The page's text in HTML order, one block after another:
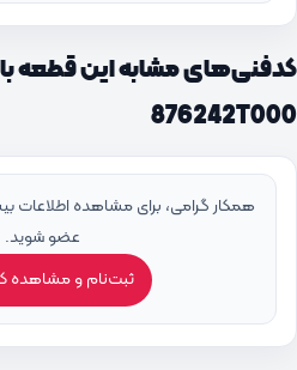
کدفنی‌های مشابه این قطعه
876242T000
همکار گرامی، برای مشاهده اطلاعات
عضو شوید.
ثبت‌نام و مشاهده